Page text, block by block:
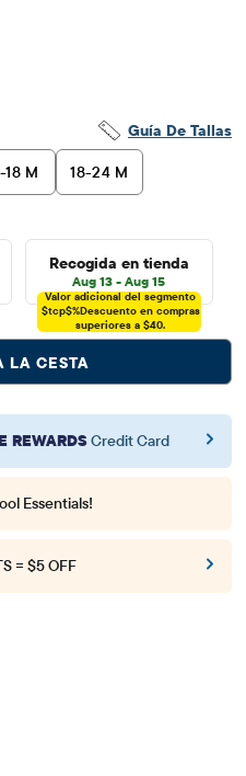
Guía De Tallas
18 M 18-24 M
Recogida en tienda
Aug 13 - Aug 15
Valor adicional del segmento
$tcp$%Descuento en compras
superiores a $40.
LA CESTA
REWARDSCredit Card
Essentials!
= $5 OFF